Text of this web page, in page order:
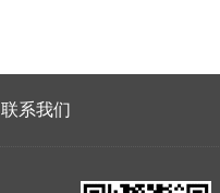
联系我们